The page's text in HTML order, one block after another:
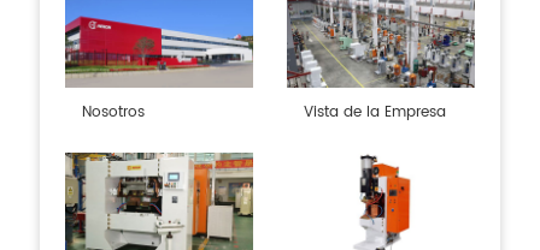
Nosotros Vista de la Empresa